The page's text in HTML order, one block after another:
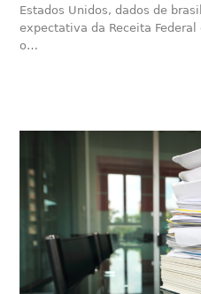
Estados Unidos, dados de
expectativa da Receita
o…